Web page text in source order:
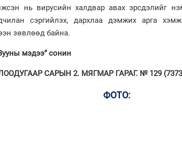
нь вирусийн халдвар авах эрсдэлийг
сэргийлэх, дархлаа дэмжих арга
зөвлөөд байна.
мэдээ” сонин
САРЫН 2. МЯГМАР ГАРАГ. № 129
ФОТО: